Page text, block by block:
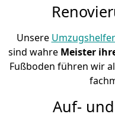
Unsere Umzugshelfer
sind wahre Meister
Fußboden führen wir
Auf-